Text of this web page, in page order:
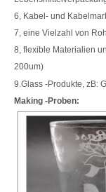
6, Kabel- und
7, eine Vielzahl von
8, flexible Materialien
200um)
9.Glass -Produkte, zB:
Making -Proben: